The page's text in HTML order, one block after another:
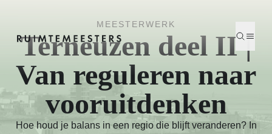
Zoeken
Menu
Homepage
MEESTERWERK
Terneuzen deel II |
Van reguleren naar
vooruitdenken
Hoe houd je balans in een regio die blijft veranderen? In